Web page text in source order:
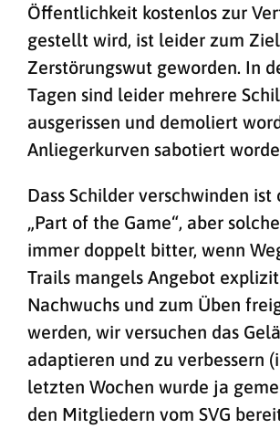
Öffentlichkeit kostenlos zur
gestellt wird, ist leider zum
Zerstörungswut geworden. In
Tagen sind leider mehrere
ausgerissen und demoliert
Anliegerkurven sabotiert
Dass Schilder verschwinden ist
„Part of the Game“, aber
immer doppelt bitter, wenn
Trails mangels Angebot
Nachwuchs und zum Üben
werden, wir versuchen das
adaptieren und zu verbessern
letzten Wochen wurde ja
den Mitgliedern vom SVG